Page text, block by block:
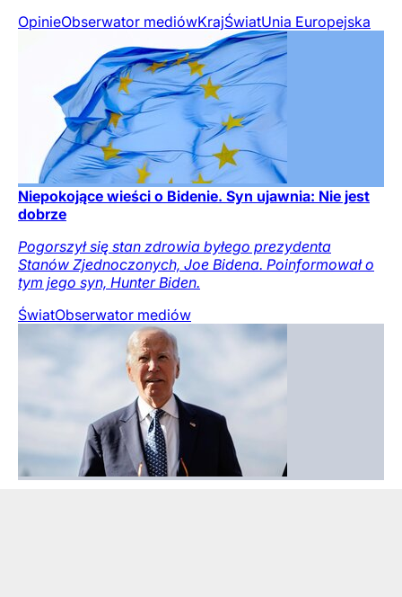
OpinieObserwator mediówKrajŚwiatUnia Europejska
Niepokojące wieści o Bidenie. Syn ujawnia: Nie jest
dobrze
Pogorszył się stan zdrowia byłego prezydenta
Stanów Zjednoczonych, Joe Bidena. Poinformował o
tym jego syn, Hunter Biden.
ŚwiatObserwator mediów